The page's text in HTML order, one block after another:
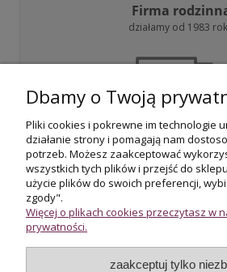
Firma
działamy od 1983
Darmowa
przy zakupie powyżej
Dbamy o Twoją
Pliki cookies i pokrewne im technologie
działanie strony i pomagają nam
potrzeb. Możesz zaakceptować
wszystkich tych plików i przejść do
użycie plików do swoich preferencji,
zgody".
Więcej o plikach cookies przeczytasz w
prywatności.
zaakceptuj tylko